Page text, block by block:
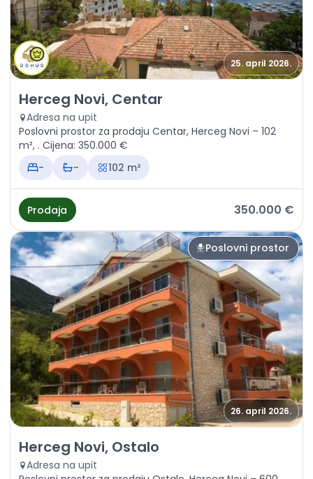
25. april 2026.
Prodaja - Poslovni prostor Herceg Novi, Centar
Herceg Novi, Centar
Adresa na upit
Poslovni prostor za prodaju Centar, Herceg Novi – 102
m², . Cijena: 350.000 €
-
- 102 m²
Prodaja 350.000 €
Poslovni prostor
26. april 2026.
Prodaja - Poslovni prostor Herceg Novi, Ostalo
Herceg Novi, Ostalo
Adresa na upit